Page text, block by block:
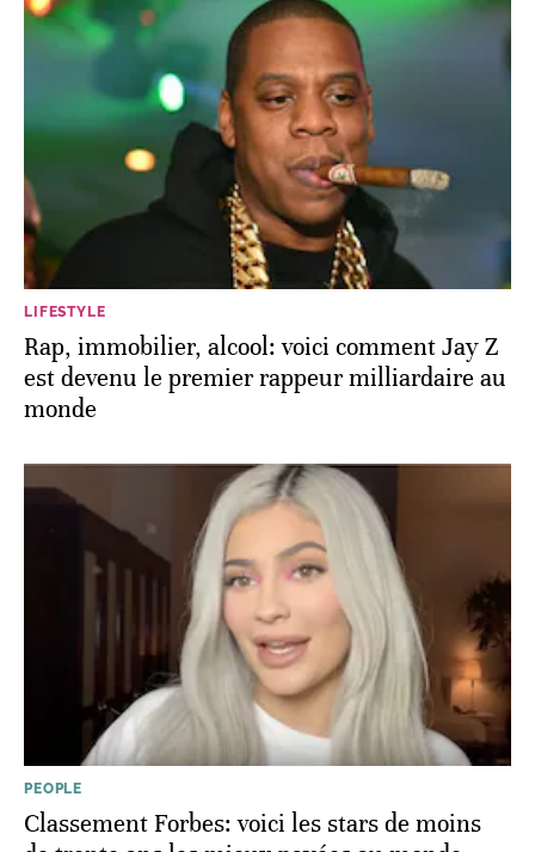
LIFESTYLE
Rap, immobilier, alcool: voici comment Jay Z
est devenu le premier rappeur milliardaire au
monde
PEOPLE
Classement Forbes: voici les stars de moins